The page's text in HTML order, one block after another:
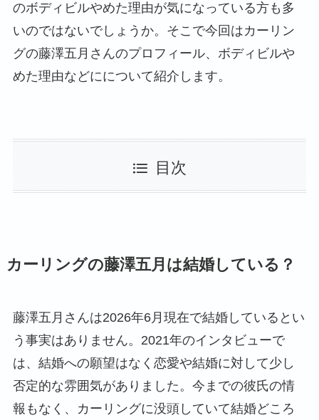
のボディビルやめた理由が気になっている方も多
いのではないでしょうか。そこで今回はカーリン
グの藤澤五月さんのプロフィール、ボディビルや
めた理由などにについて紹介します。
目次
カーリングの藤澤五月は結婚している？
藤澤五月さんは2026年6月現在で結婚しているとい
う事実はありません。2021年のインタビューで
は、結婚への願望はなく恋愛や結婚に対して少し
否定的な雰囲気がありました。今までの彼氏の情
報もなく、カーリングに没頭していて結婚どころ